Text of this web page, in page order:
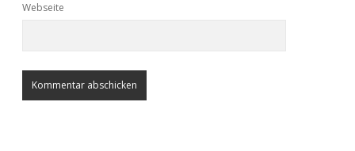
Webseite